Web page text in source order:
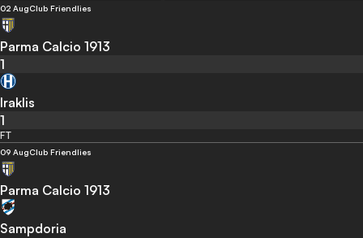
02 AugClub Friendlies
Parma Calcio 1913
1
Iraklis
1
FT
09 AugClub Friendlies
Parma Calcio 1913
Sampdoria